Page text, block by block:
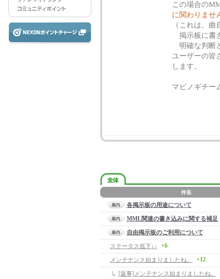
この場合の
に関わりませ
（これは、
掲示板に書
明確な判断
ユーザーの皆
します。
マビノギチー
各掲示板の用途について
MML関連の書き込みに関する補足
自由掲示板のご利用について
ステータス低下↓↓
+6
メンテナンス始まりましたね。 +12
[返事]メンテナンス始まりましたね。